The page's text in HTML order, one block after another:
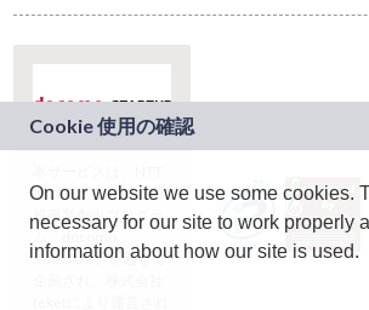
ドコモグループの新
規事業創出プログラ
ム「docomo
STARTUP」を通じて
On our website we use some cookies.
necessary for our site to work properly
information about how our site is used.